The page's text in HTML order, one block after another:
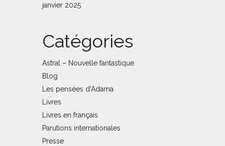
janvier 2025
Catégories
Astral – Nouvelle fantastique
Blog
Les pensées d'Adama
Livres
Livres en français
Parutions internationales
Presse